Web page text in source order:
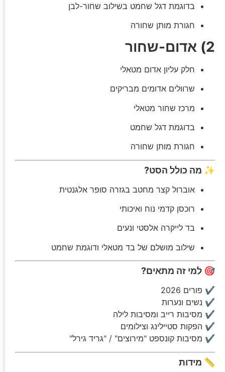
בדוגמת דגל שחמט בשילוב שחור-לבן
חגורת מותן שחורה
2) אדום-שחור
חלק עליון אדום מטאלי
שרוולים אדומים מבריקים
מרכז שחור מטאלי
בדוגמת דגל שחמט
חגורת מותן שחורה
✨ מה כולל הסט?
אוברול קצר מחטב בגזרה סופר אלגנטית
רוכסן קדמי נוח ואיכותי
בד לייקרה אלסטי ונעים
שילוב מושלם של בד מטאלי ודוגמת שחמט
🎯 למי זה מתאים?
✔ פורים 2026
✔ נשים ונערות
✔ מסיבות רייב ומסיבות לילה
✔ הפקות סטיילינג וצילומים
✔ מסיבות קונספט "מירוצים" / "גריד גירל"
📏 מידות